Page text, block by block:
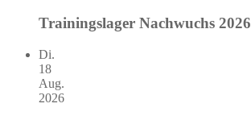
Trainingslager Nachwuchs 2026
Di.
18
Aug.
2026